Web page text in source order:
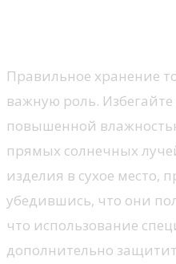
Правильное хранение
важную роль.
повышенной
прямых солнечных
изделия в сухое место,
убедившись, что они
что использование
дополнительно